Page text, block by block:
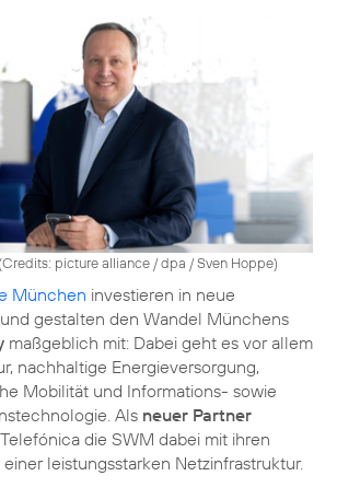
Credits: picture alliance / dpa / Sven Hoppe)
München investieren in neue
gestalten den Wandel Münchens
maßgeblich mit: Dabei geht es vor allem
nachhaltige Energieversorgung,
Mobilität und Informations- sowie
Als neuer Partner
Telefónica die SWM dabei mit ihren
leistungsstarken Netzinfrastruktur.